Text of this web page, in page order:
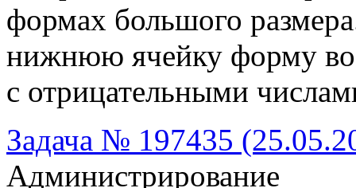
формах большого
нижнюю ячейку форму
с отрицательными
Задача № 197435
Администрирование